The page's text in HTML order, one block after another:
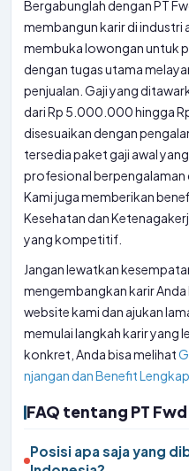
Bergabunglah dengan PT
membangun karir di industri
membuka lowongan untuk
dengan tugas utama
penjualan. Gaji yang
dari Rp 5.000.000 hingga
disesuaikan dengan
tersedia paket gaji awal
profesional berpengalaman
Kami juga memberikan
Kesehatan dan
yang kompetitif.
Jangan lewatkan
mengembangkan karir
website kami dan ajukan
memulai langkah karir yang
konkret, Anda bisa melihat
njangan dan Benefit Lengkap
FAQ tentang PT
Posisi apa saja yang